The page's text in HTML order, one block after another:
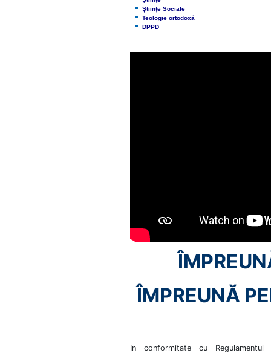
Științe Sociale
Teologie ortodoxă
DPPD
ÎMPREUNĂ
In conformitate cu